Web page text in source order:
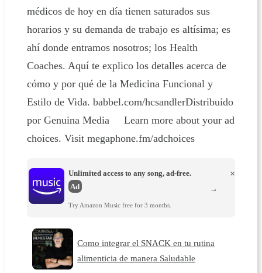
médicos de hoy en día tienen saturados sus
horarios y su demanda de trabajo es altísima; es
ahí donde entramos nosotros; los Health
Coaches. Aquí te explico los detalles acerca de
cómo y por qué de la Medicina Funcional y
Estilo de Vida. babbel.com/hcsandlerDistribuido
por Genuina Media Learn more about your ad
choices. Visit megaphone.fm/adchoices
Unlimited access to any song, ad-free.
Ad
Try Amazon Music free for 3 months.
×
→
Como integrar el SNACK en tu rutina
alimenticia de manera Saludable